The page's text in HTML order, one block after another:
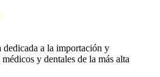
dedicada a la importación y
y dentales de la más alta